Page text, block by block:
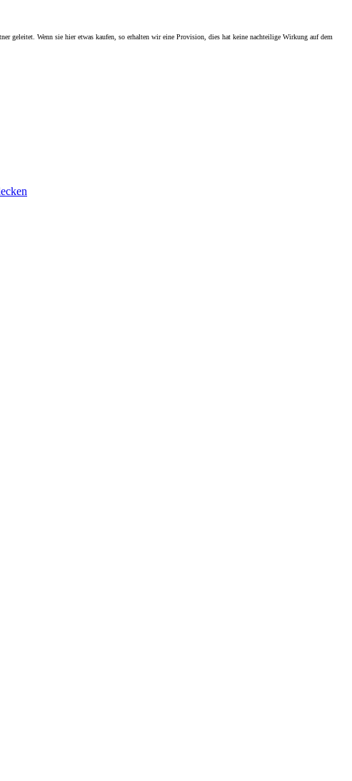
geleitet. Wenn sie hier etwas kaufen, so erhalten wir eine Provision, dies hat keine nachteilige Wirkung auf dem